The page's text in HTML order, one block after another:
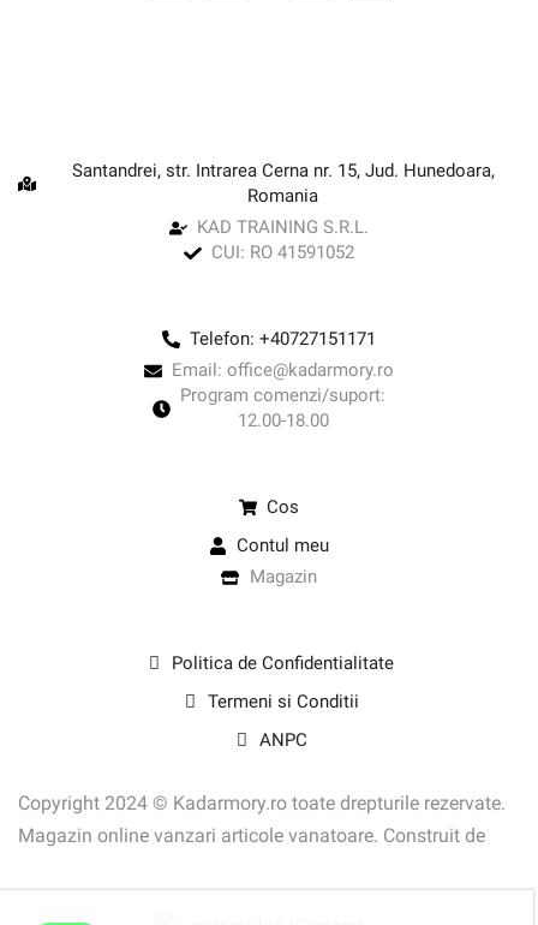
Santandrei, str. Intrarea Cerna nr. 15, Jud. Hunedoara,
Romania
KAD TRAINING S.R.L.
CUI: RO 41591052
Telefon: +40727151171
Email: office@kadarmory.ro
Program comenzi/suport:
12.00-18.00
Cos
Contul meu
Magazin
Politica de Confidentialitate
Termeni si Conditii
ANPC
Copyright 2024 © Kadarmory.ro toate drepturile rezervate.
Magazin online vanzari articole vanatoare. Construit de